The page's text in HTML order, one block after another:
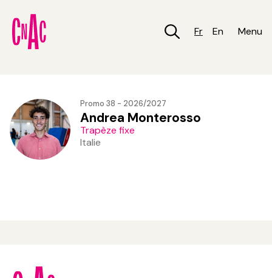
contenu
principal
Fr En Menu
Promo 38 - 2026/2027
Andrea Monterosso
Trapèze fixe
Italie